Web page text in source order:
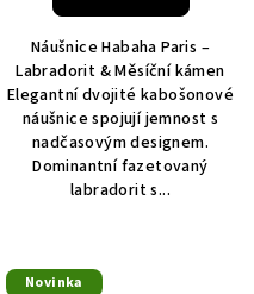
Náušnice Habaha Paris –
Labradorit & Měsíční kámen
Elegantní dvojité kabošonové
náušnice spojují jemnost s
nadčasovým designem.
Dominantní fazetovaný
labradorit s...
Novinka